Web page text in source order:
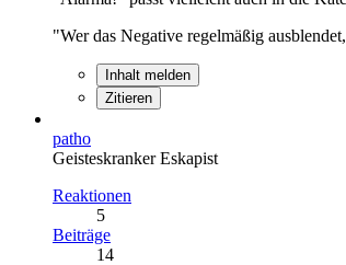
"Wer das Negative regelmäßig
Inhalt melden
Zitieren
patho
Geisteskranker Eskapist
Reaktionen
5
Beiträge
14